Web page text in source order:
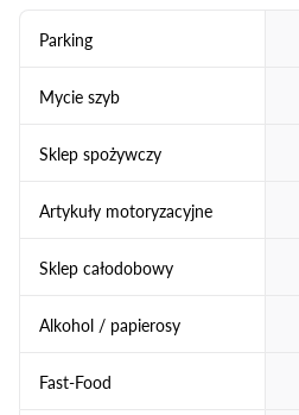
Parking
Mycie szyb
Sklep spożywczy
Artykuły motoryzacyjne
Sklep całodobowy
Alkohol / papierosy
Fast-Food